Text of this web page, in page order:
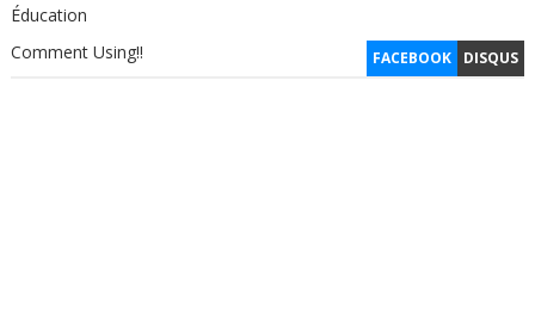
Éducation
FACEBOOK DISQUS
Comment Using!!